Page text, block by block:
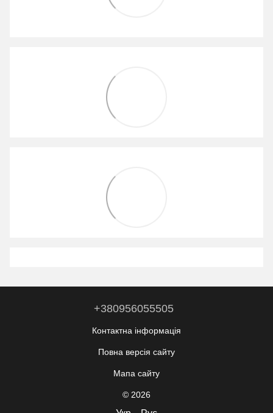
+380956055505
Контактна інформація
Повна версія сайту
Мапа сайту
© 2026